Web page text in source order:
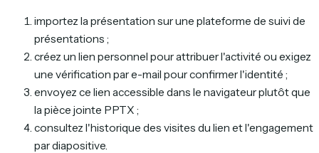
importez la présentation sur une plateforme de suivi de
présentations ;
créez un lien personnel pour attribuer l'activité ou exigez
une vérification par e-mail pour confirmer l'identité ;
envoyez ce lien accessible dans le navigateur plutôt que
la pièce jointe PPTX ;
consultez l'historique des visites du lien et l'engagement
par diapositive.